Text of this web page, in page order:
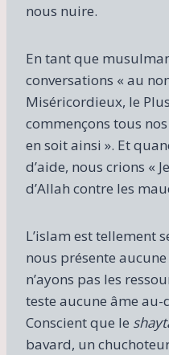
nous nuire.
En tant que
conversations « au
Miséricordieux, le
commençons tous
en soit ainsi ». Et
d’aide, nous crions «
d’Allah contre les
L’islam est tellement
nous présente
n’ayons pas les
teste aucune âme au-
Conscient que le
bavard, un